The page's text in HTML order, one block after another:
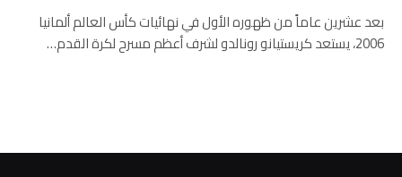
بعد عشرين عاماً من ظهوره الأول في نهائيات كأس العالم ألمانيا
2006، يستعد كريستيانو رونالدو لشرف أعظم مسرح لكرة القدم…